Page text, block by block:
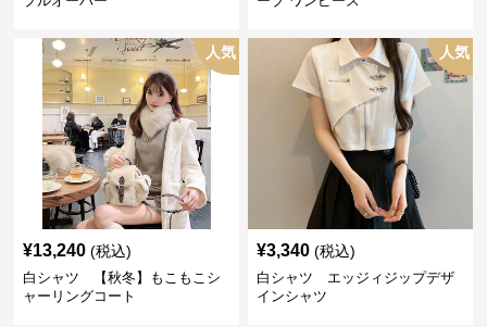
人気
¥13,240 (税込)
白シャツ 【秋冬】もこもこシ
ャーリングコート
人気
¥3,340 (税込)
白シャツ エッジィジップデザ
インシャツ